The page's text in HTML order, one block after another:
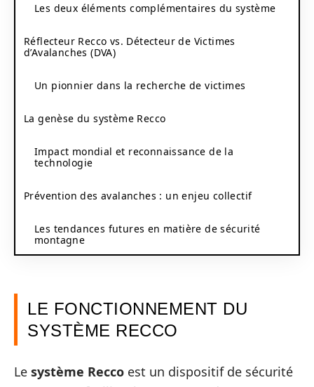
Les deux éléments complémentaires du système
Réflecteur Recco vs. Détecteur de Victimes
d’Avalanches (DVA)
Un pionnier dans la recherche de victimes
La genèse du système Recco
Impact mondial et reconnaissance de la
technologie
Prévention des avalanches : un enjeu collectif
Les tendances futures en matière de sécurité
montagne
LE FONCTIONNEMENT DU
SYSTÈME RECCO
Le système Recco est un dispositif de sécurité